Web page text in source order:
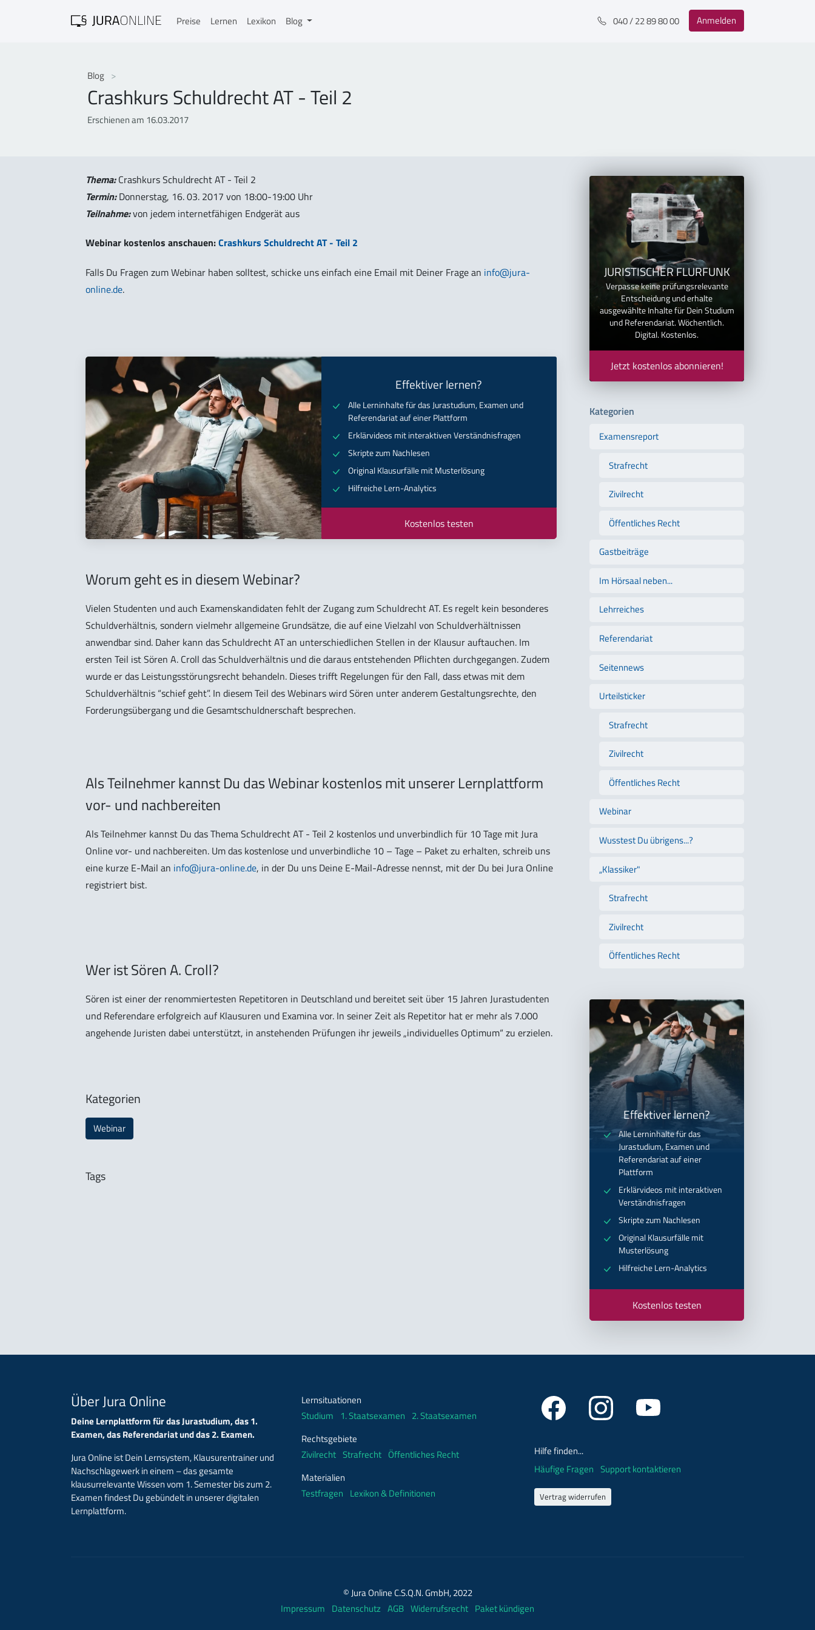
Preise Lernen Lexikon Blog 040 / 22 89 80 00 Anmelden
Blog
Crashkurs Schuldrecht AT - Teil 2
Erschienen am 16.03.2017
Thema:Crashkurs Schuldrecht AT - Teil 2
Termin:Donnerstag, 16. 03. 2017 von 18:00-19:00 Uhr
Teilnahme:von jedem internetfähigen Endgerät aus
Webinar kostenlos anschauen:Crashkurs Schuldrecht AT - Teil 2
Falls Du Fragen zum Webinar haben solltest, schicke uns einfach eine Email mit Deiner Frage an info@jura-
online.de.
Effektiver lernen?
Alle Lerninhalte für das Jurastudium, Examen und
Referendariat auf einer Plattform
Erklärvideos mit interaktiven Verständnisfragen
Skripte zum Nachlesen
Original Klausurfälle mit Musterlösung
Hilfreiche Lern-Analytics
Kostenlos testen
Worum geht es in diesem Webinar?
Vielen Studenten und auch Examenskandidaten fehlt der Zugang zum Schuldrecht AT. Es regelt kein besonderes
Schuldverhältnis, sondern vielmehr allgemeine Grundsätze, die auf eine Vielzahl von Schuldverhältnissen
anwendbar sind. Daher kann das Schuldrecht AT an unterschiedlichen Stellen in der Klausur auftauchen. Im
ersten Teil ist Sören A. Croll das Schuldverhältnis und die daraus entstehenden Pflichten durchgegangen. Zudem
wurde er das Leistungsstörungsrecht behandeln. Dieses trifft Regelungen für den Fall, dass etwas mit dem
Schuldverhältnis “schief geht”. In diesem Teil des Webinars wird Sören unter anderem Gestaltungsrechte, den
Forderungsübergang und die Gesamtschuldnerschaft besprechen.
Als Teilnehmer kannst Du das Webinar kostenlos mit unserer Lernplattform
vor- und nachbereiten
Als Teilnehmer kannst Du das Thema Schuldrecht AT - Teil 2 kostenlos und unverbindlich für 10 Tage mit Jura
Online vor- und nachbereiten. Um das kostenlose und unverbindliche 10 – Tage – Paket zu erhalten, schreib uns
eine kurze E-Mail an info@jura-online.de, in der Du uns Deine E-Mail-Adresse nennst, mit der Du bei Jura Online
registriert bist.
Wer ist Sören A. Croll?
Sören ist einer der renommiertesten Repetitoren in Deutschland und bereitet seit über 15 Jahren Jurastudenten
und Referendare erfolgreich auf Klausuren und Examina vor. In seiner Zeit als Repetitor hat er mehr als 7.000
angehende Juristen dabei unterstützt, in anstehenden Prüfungen ihr jeweils „individuelles Optimum“ zu erzielen.
Kategorien
Webinar
Tags
JURISTISCHER FLURFUNK
Verpasse keine prüfungsrelevante
Entscheidung und erhalte
ausgewählte Inhalte für Dein Studium
und Referendariat. Wöchentlich.
Digital. Kostenlos.
Jetzt kostenlos abonnieren!
Kategorien
Examensreport
Strafrecht
Zivilrecht
Öffentliches Recht
Gastbeiträge
Im Hörsaal neben...
Lehrreiches
Referendariat
Seitennews
Urteilsticker
Strafrecht
Zivilrecht
Öffentliches Recht
Webinar
Wusstest Du übrigens...?
„Klassiker"
Strafrecht
Zivilrecht
Öffentliches Recht
Effektiver lernen?
Alle Lerninhalte für das
Jurastudium, Examen und
Referendariat auf einer
Plattform
Erklärvideos mit interaktiven
Verständnisfragen
Skripte zum Nachlesen
Original Klausurfälle mit
Musterlösung
Hilfreiche Lern-Analytics
Kostenlos testen
Über Jura Online
Deine Lernplattform für das Jurastudium, das 1.
Examen, das Referendariat und das 2. Examen.
Jura Online ist Dein Lernsystem, Klausurentrainer und
Nachschlagewerk in einem – das gesamte
klausurrelevante Wissen vom 1. Semester bis zum 2.
Examen findest Du gebündelt in unserer digitalen
Lernplattform.
Lernsituationen
Studium 1. Staatsexamen 2. Staatsexamen
Rechtsgebiete
Zivilrecht Strafrecht Öffentliches Recht
Materialien
Testfragen Lexikon & Definitionen
Hilfe finden...
Häufige Fragen Support kontaktieren
Vertrag widerrufen
© Jura Online C.S.Q.N. GmbH, 2022
Impressum Datenschutz AGB Widerrufsrecht Paket kündigen